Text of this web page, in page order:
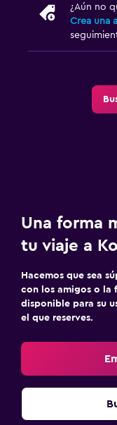
¿Aún no
Crea una
Una forma
tu viaje a
Hacemos que sea
con los amigos o la
disponible para su
el que reserves.